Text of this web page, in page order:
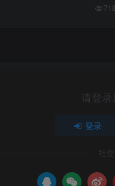
718
请登录
登录
社